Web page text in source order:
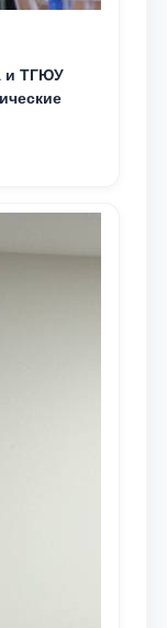
и ТГЮУ